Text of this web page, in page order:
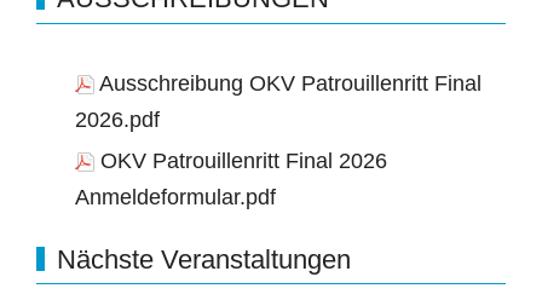
Ausschreibung OKV Patrouillenritt Final
2026.pdf
OKV Patrouillenritt Final 2026
Anmeldeformular.pdf
Nächste Veranstaltungen